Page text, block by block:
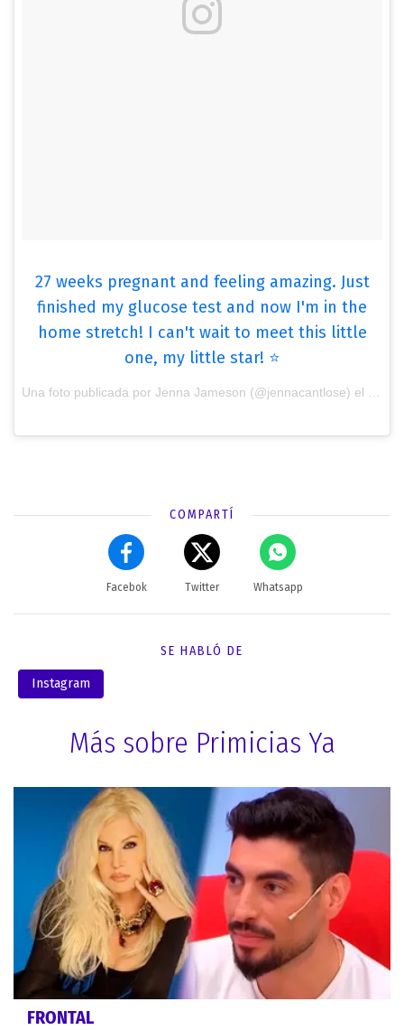
27 weeks pregnant and feeling amazing. Just
finished my glucose test and now I'm in the
home stretch! I can't wait to meet this little
one, my little star! ⭐️
COMPARTÍ
Facebok Twitter Whatsapp
SE HABLÓ DE
Instagram
Más sobre Primicias Ya
FRONTAL